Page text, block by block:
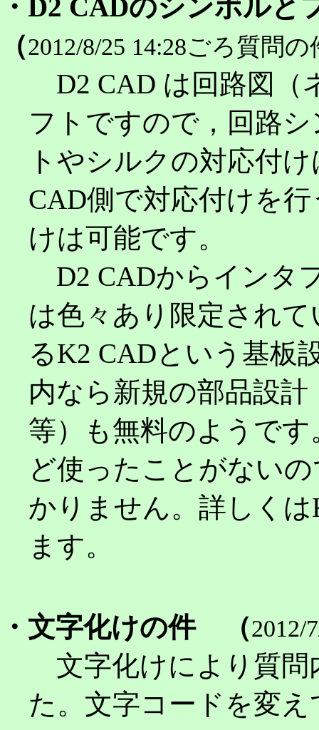
・D2 CADのシンボル
（2012/8/25 14:28ごろ質問の
D2 CAD は回路図（
フトですので，回路
トやシルクの対応付
CAD側で対応付けを
けは可能です。
D2 CADからインタ
は色々あり限定され
るK2 CADという基板
内なら新規の部品設
等）も無料のようで
ど使ったことがない
かりません。詳しく
ます。
・文字化けの件 （2012/
文字化けにより質問
た。文字コードを変